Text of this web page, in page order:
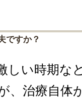
ですか？
しい時期な
、治療自体